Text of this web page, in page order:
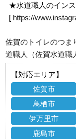
★水道職人のインス
[ https://
佐賀のトイレのつま
道職人（佐賀水道職
【対応エリア】
佐賀市
鳥栖市
伊万里市
鹿島市